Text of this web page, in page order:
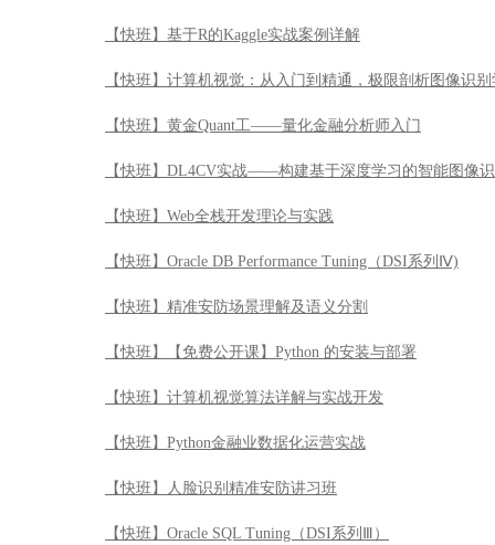
【快班】基于R的Kaggle实战案例详解
【快班】计算机视觉：从入门到精通，极限剖析图像识
【快班】黄金Quant工——量化金融分析师入门
【快班】DL4CV实战——构建基于深度学习的智能图像
【快班】Web全栈开发理论与实践
【快班】Oracle DB Performance Tuning（DSI系列Ⅳ)
【快班】精准安防场景理解及语义分割
【快班】【免费公开课】Python 的安装与部署
【快班】计算机视觉算法详解与实战开发
【快班】Python金融业数据化运营实战
【快班】人脸识别精准安防讲习班
【快班】Oracle SQL Tuning（DSI系列Ⅲ）